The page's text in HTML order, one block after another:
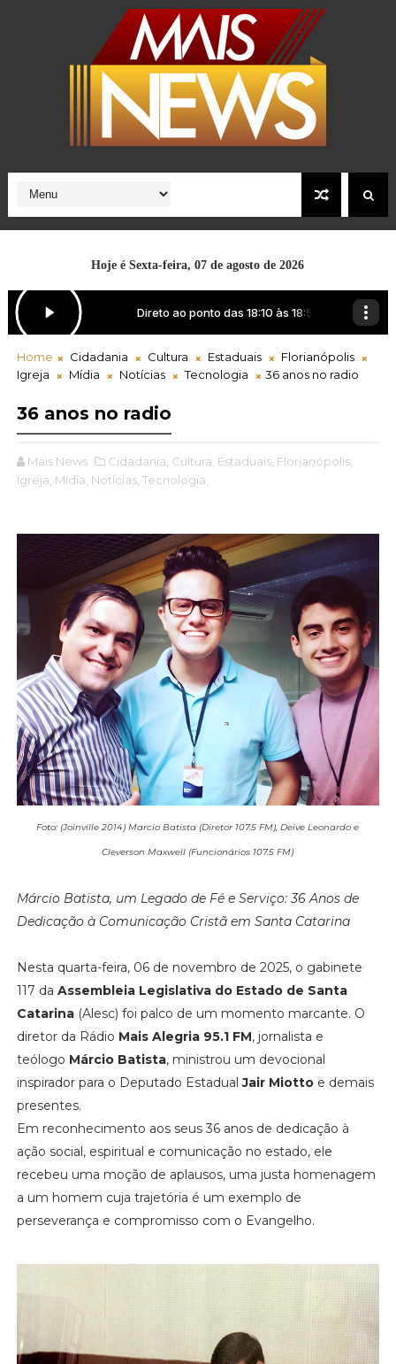
Hoje éSexta-feira, 07 de agosto de 2026
Home Cidadania Cultura Estaduais
Florianópolis
Igreja
Mídia Notícias Tecnologia 36 anos no radio
36 anos no radio
Mais News Cidadania, Cultura, Estaduais, Florianópolis,
Igreja, Mídia, Notícias, Tecnologia,
Foto: (Joinville 2014) Marcio Batista (Diretor 107.5 FM), Deive Leonardo e
Cleverson Maxwell (Funcionários 107.5 FM)
Márcio Batista, um Legado de Fé e Serviço: 36 Anos de
Dedicação à Comunicação Cristã em Santa Catarina
Nesta quarta-feira, 06 de novembro de 2025, o gabinete
117 da Assembleia Legislativa do Estado de Santa
Catarina(Alesc) foi palco de um momento marcante. O
diretor da Rádio Mais Alegria 95.1 FM, jornalista e
teólogo Márcio Batista, ministrou um devocional
inspirador para o Deputado EstadualJair Miottoe demais
presentes.
Em reconhecimento aos seus 36 anos de dedicação à
ação social, espiritual e comunicação no estado, ele
recebeu uma moção de aplausos, uma justa homenagem
a um homem cuja trajetória é um exemplo de
perseverança e compromisso com o Evangelho.